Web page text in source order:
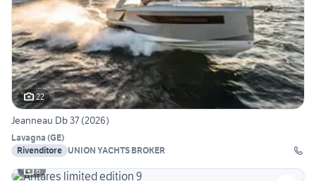
22
Jeanneau Db 37 (2026)
Lavagna (GE)
Rivenditore UNION YACHTS BROKER
6